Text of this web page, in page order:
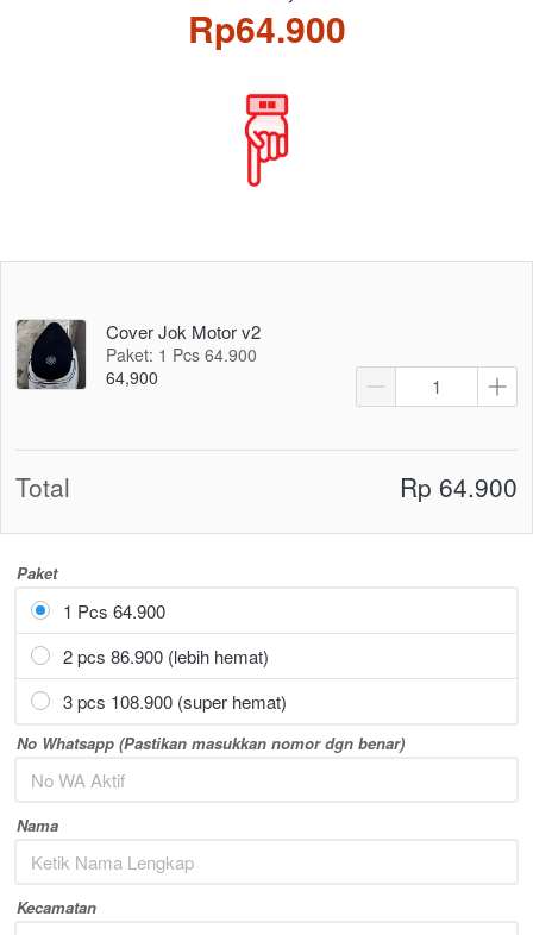
Rp64.900
Paket
1 Pcs 64.900
2 pcs 86.900 (lebih hemat)
3 pcs 108.900 (super hemat)
No Whatsapp (Pastikan masukkan nomor dgn benar)
Nama
Kecamatan
Cover Jok Motor v2
Paket: 1 Pcs 64.900
64,900
Total Rp 64.900